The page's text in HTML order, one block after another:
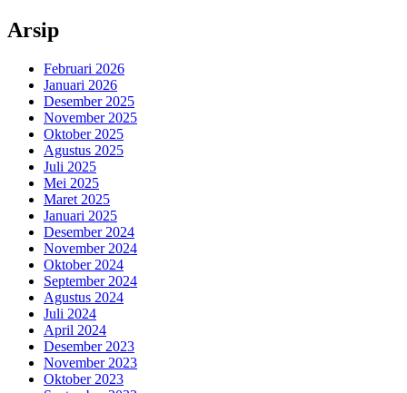
Arsip
Februari 2026
Januari 2026
Desember 2025
November 2025
Oktober 2025
Agustus 2025
Juli 2025
Mei 2025
Maret 2025
Januari 2025
Desember 2024
November 2024
Oktober 2024
September 2024
Agustus 2024
Juli 2024
April 2024
Desember 2023
November 2023
Oktober 2023